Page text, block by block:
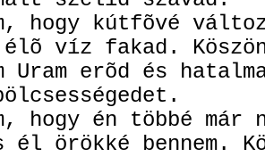
hogy kútfõvé
élõ víz fakad.
Uram erõd és
hogy én többé már
él örökké bennem.